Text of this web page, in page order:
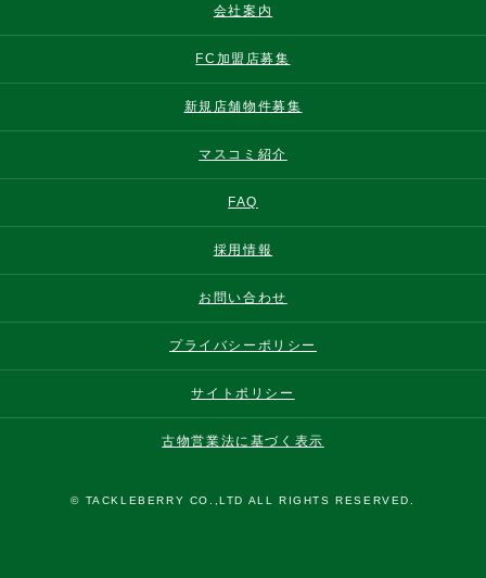
会社案内
FC加盟店募集
新規店舗物件募集
マスコミ紹介
FAQ
採用情報
お問い合わせ
プライバシーポリシー
サイトポリシー
古物営業法に基づく表示
© TACKLEBERRY CO.,LTD ALL RIGHTS RESERVED.